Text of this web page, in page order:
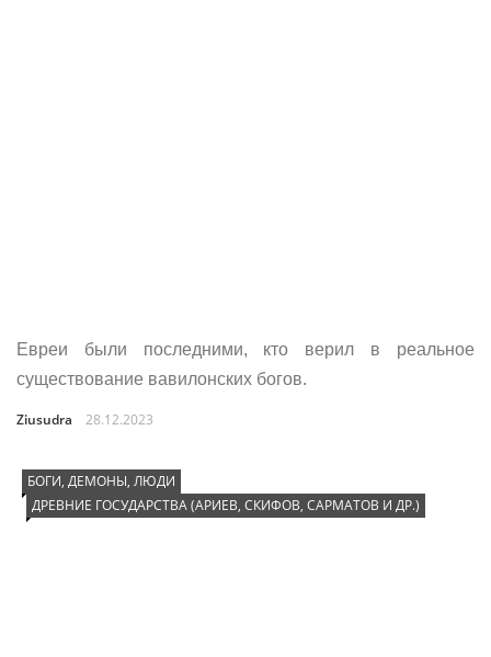
Евреи были последними, кто верил в реальное
существование вавилонских богов.
Ziusudra 28.12.2023
БОГИ, ДЕМОНЫ, ЛЮДИ
ДРЕВНИЕ ГОСУДАРСТВА (АРИЕВ, СКИФОВ, САРМАТОВ И ДР.)